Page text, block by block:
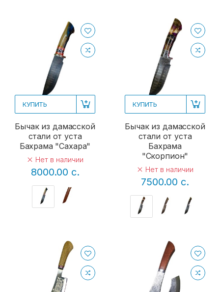
КУПИТЬ
Бычак из дамасской
стали от уста
Бахрама "Сахара"
Нет в наличии
8000.00 с.
КУПИТЬ
Бычак из дамасской
стали от уста
Бахрама
"Скорпион"
Нет в наличии
7500.00 с.
орех, масло. Дополнительно 1500с к стоимости ножа
орех, масло. Дополнительно 1500с к стоимости ножа.